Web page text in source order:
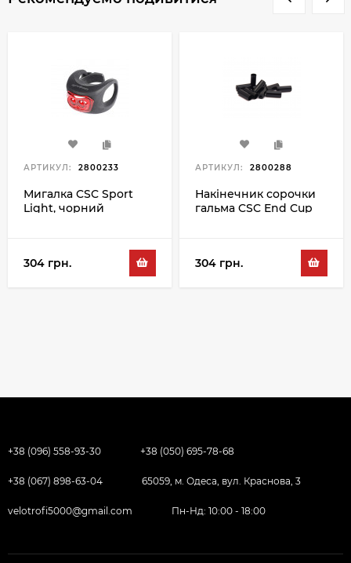
АРТИКУЛ: 2800233
Мигалка CSC Sport
Light, чорний
304 грн.
АРТИКУЛ: 2800288
Накінечник сорочки
гальма CSC End Cup
304 грн.
+38 (096) 558-93-30 +38 (050) 695-78-68
+38 (067) 898-63-04 65059, м. Одеса, вул. Краснова, 3
velotrofi5000@gmail.com Пн-Нд: 10:00 - 18:00